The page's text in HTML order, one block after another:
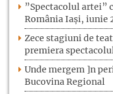
”Spectacolul artei”
România Iași, iunie
Zece stagiuni de
premiera
Unde mergem ]n
Bucovina Regional